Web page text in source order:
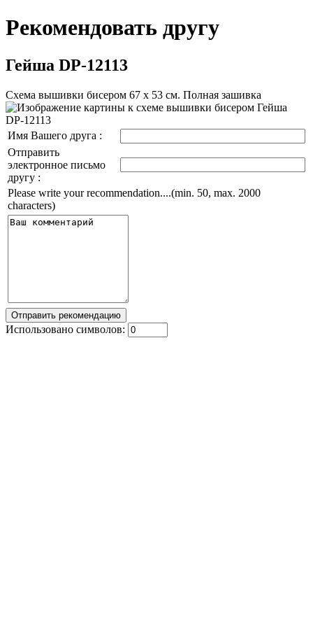
Рекомендовать другу
Гейша DP-12113
Схема вышивки бисером 67 х 53 см. Полная зашивка
Имя Вашего друга :
Отправить
электронное письмо
другу :
Please write your recommendation....(min. 50, max. 2000
characters)
Использовано символов: